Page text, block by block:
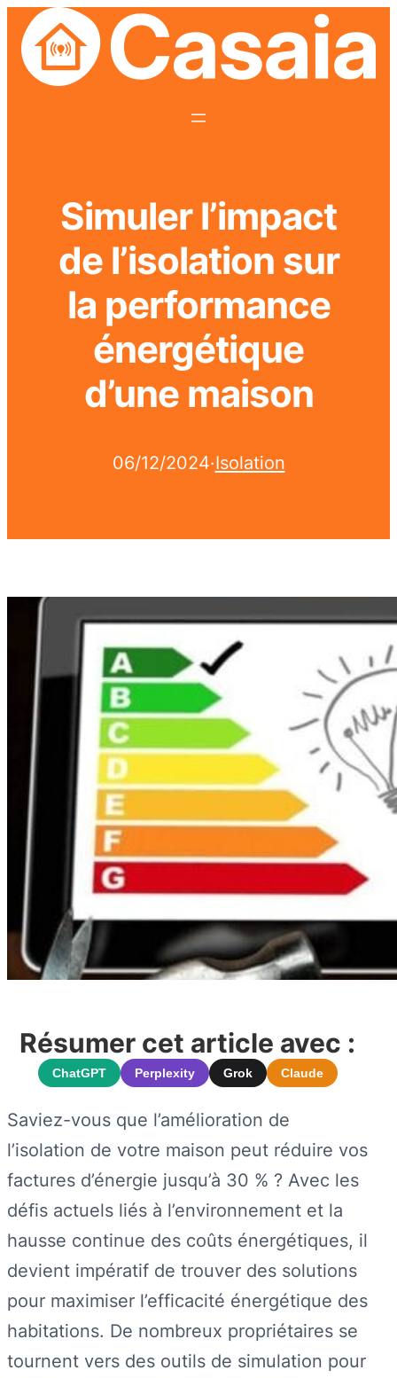
Simuler l’impact
de l’isolation sur
la performance
énergétique
d’une maison
06/12/2024·Isolation
Résumer cet article avec :
ChatGPT Perplexity Grok Claude
Saviez-vous que l’amélioration de
l’isolation de votre maison peut réduire vos
factures d’énergie jusqu’à 30 % ? Avec les
défis actuels liés à l’environnement et la
hausse continue des coûts énergétiques, il
devient impératif de trouver des solutions
pour maximiser l’efficacité énergétique des
habitations. De nombreux propriétaires se
tournent vers des outils de simulation pour